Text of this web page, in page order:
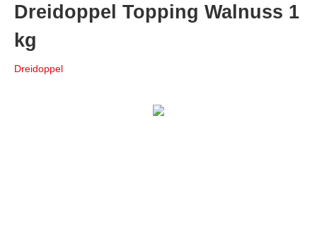
Dreidoppel Topping Walnuss 1
kg
Dreidoppel